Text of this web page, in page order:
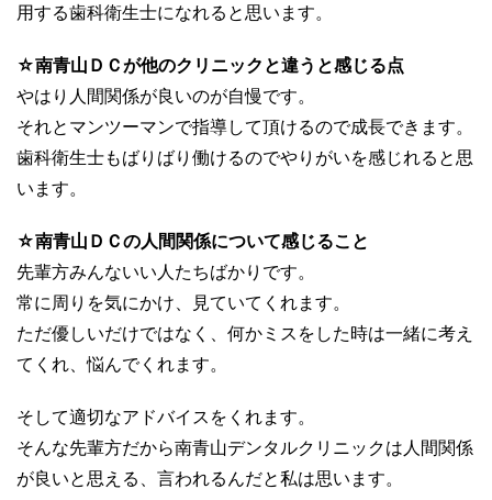
用する歯科衛生士になれると思います。
☆南青山ＤＣが他のクリニックと違うと感じる点
やはり人間関係が良いのが自慢です。
それとマンツーマンで指導して頂けるので成長できます。
歯科衛生士もばりばり働けるのでやりがいを感じれると思
います。
☆南青山ＤＣの人間関係について感じること
先輩方みんないい人たちばかりです。
常に周りを気にかけ、見ていてくれます。
ただ優しいだけではなく、何かミスをした時は一緒に考え
てくれ、悩んでくれます。
そして適切なアドバイスをくれます。
そんな先輩方だから南青山デンタルクリニックは人間関係
が良いと思える、言われるんだと私は思います。